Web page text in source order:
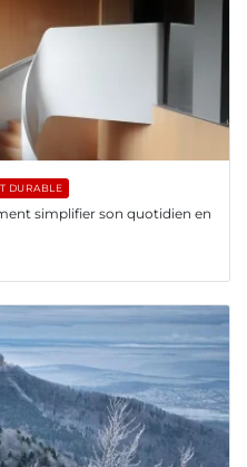
DURABLE
simplifier son quotidien en